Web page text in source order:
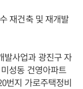
재건축 및 재개발
발사업과 광진구 자
성동 건영아파트
번지 가로주택정비